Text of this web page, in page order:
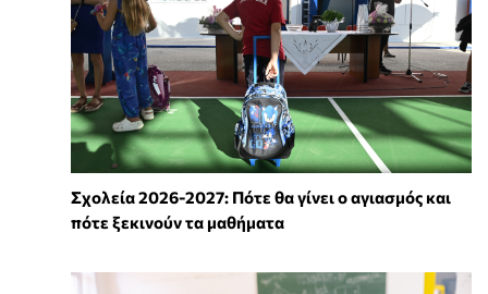
Σχολεία 2026-2027: Πότε θα γίνει ο αγιασμός και
πότε ξεκινούν τα μαθήματα